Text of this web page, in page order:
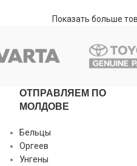
Показать больше
ОТПРАВЛЯЕМ ПО
МОЛДОВЕ
Бельцы
Оргеев
Унгены